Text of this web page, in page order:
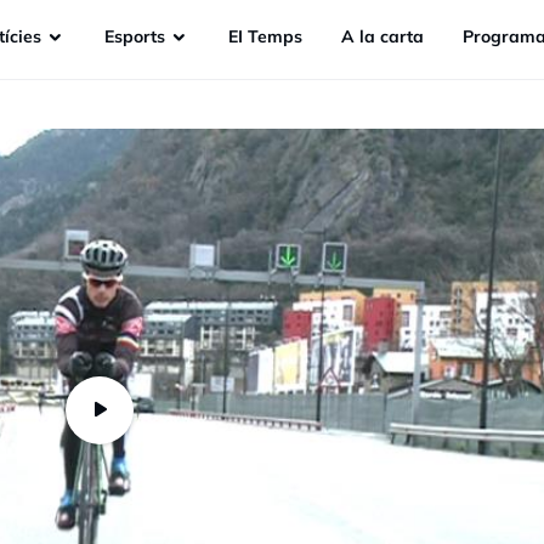
Esports EI Temps A la carta